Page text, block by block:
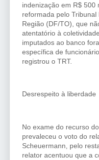
indenização em R$ 500
reformada pelo Tribunal
Região (DF/TO), que
atentatório à
imputados ao banco
específica de
registrou o TRT.
Desrespeito à liberdade
No exame do recurso
prevaleceu o voto do
Scheuermann, pelo
relator acentuou que a